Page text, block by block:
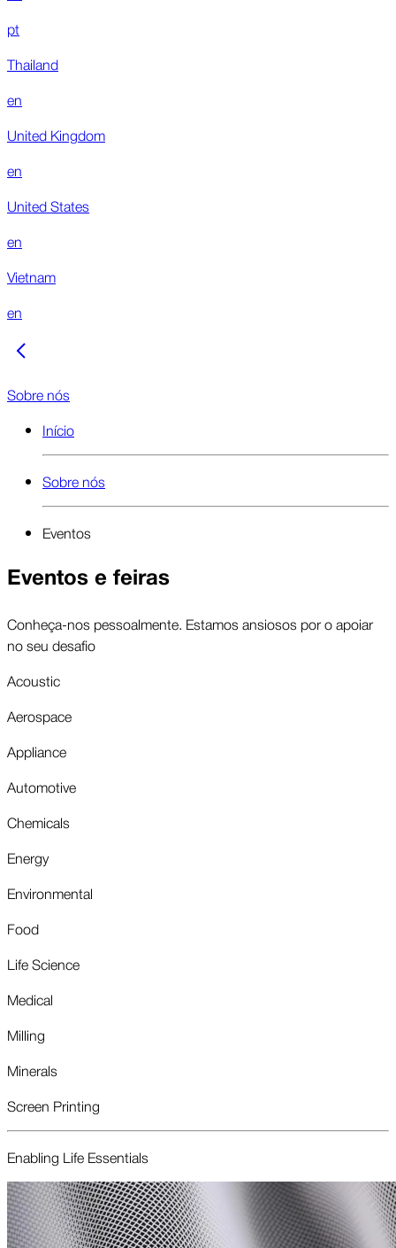
pt
Thailand
en
United Kingdom
en
United States
en
Vietnam
en
Sobre nós
Início
Sobre nós
Eventos
Eventos e feiras
Conheça-nos pessoalmente. Estamos ansiosos por o apoiar
no seu desafio
Acoustic
Aerospace
Appliance
Automotive
Chemicals
Energy
Environmental
Food
Life Science
Medical
Milling
Minerals
Screen Printing
Enabling Life Essentials